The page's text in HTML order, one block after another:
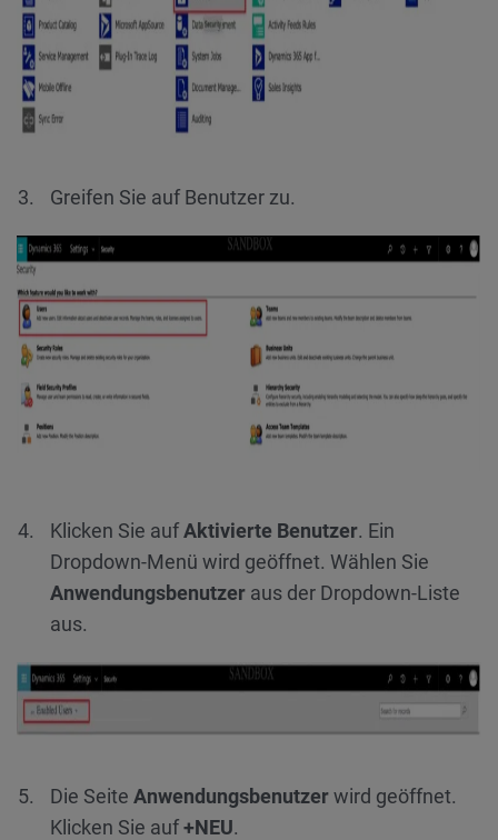
Greifen Sie auf Benutzer zu.
Klicken Sie aufAktivierte Benutzer. Ein
Dropdown-Menü wird geöffnet. Wählen Sie
Anwendungsbenutzer aus der Dropdown-Liste
aus.
Die Seite Anwendungsbenutzerwird geöffnet.
Klicken Sie auf+NEU.